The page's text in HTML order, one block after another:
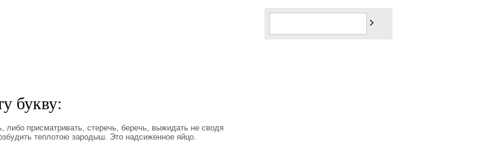
букву:
присматривать, стеречь, беречь, выжидать не сводя
теплотою зародыш. Это надсиженное яйцо.